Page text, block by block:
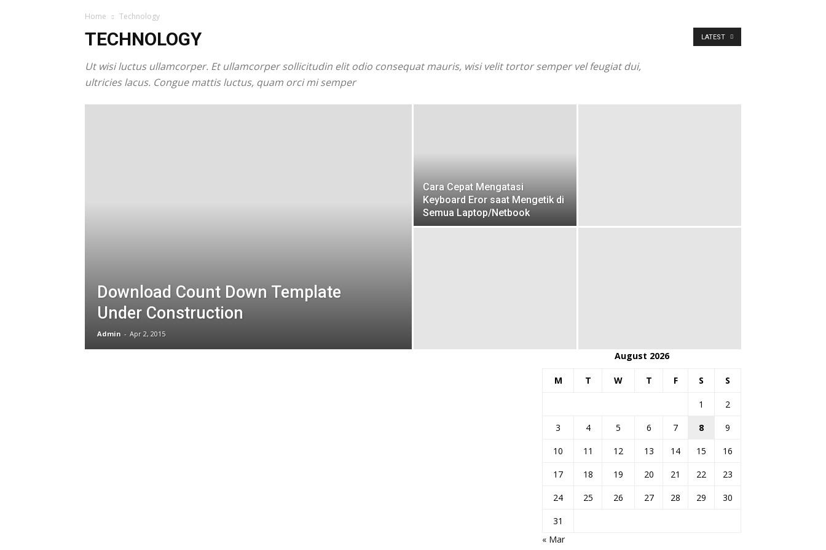
Home Technology
TECHNOLOGY
Ut wisi luctus ullamcorper. Et ullamcorper sollicitudin elit odio consequat mauris, wisi velit tortor semper vel feugiat dui,
ultricies lacus. Congue mattis luctus, quam orci mi semper
LATEST
Download Count Down Template
Under Construction
Admin - Apr 2, 2015
Cara Cepat Mengatasi
Keyboard Eror saat Mengetik di
Semua Laptop/Netbook
August 2026
M T W T F S S
1
2
3
4 5 6 7 8
9
10
11 12 13 14 15
16
17
18 19 20 21 22
23
24
25 26 27 28 29
30
31
« Mar